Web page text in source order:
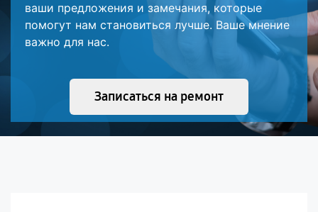
ваши предложения и замечания, которые
помогут нам становиться лучше. Ваше мнение
важно для нас.
Записаться на ремонт